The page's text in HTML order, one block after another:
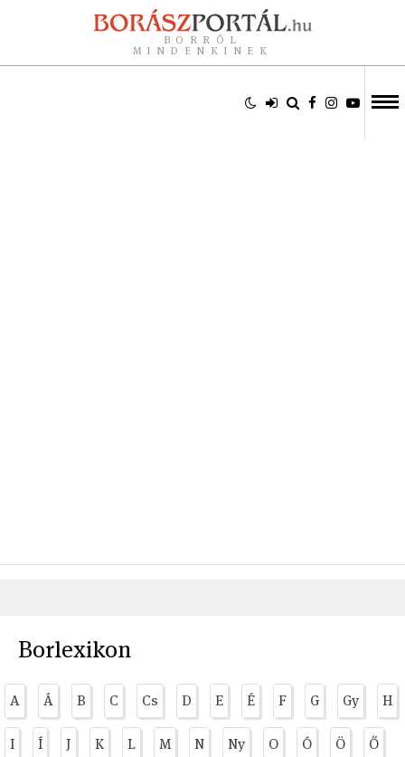
BORRÓL
MINDENKINEK
Borlexikon
A Á B C Cs D E É F G Gy H
I Í J K L M N Ny O Ó Ö Ő